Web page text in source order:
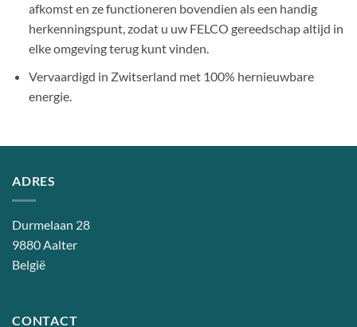
afkomst en ze functioneren bovendien als een handig
herkenningspunt, zodat u uw FELCO gereedschap altijd in
elke omgeving terug kunt vinden.
Vervaardigd in Zwitserland met 100% hernieuwbare
energie.
ADRES
Durmelaan 28
9880 Aalter
België
CONTACT